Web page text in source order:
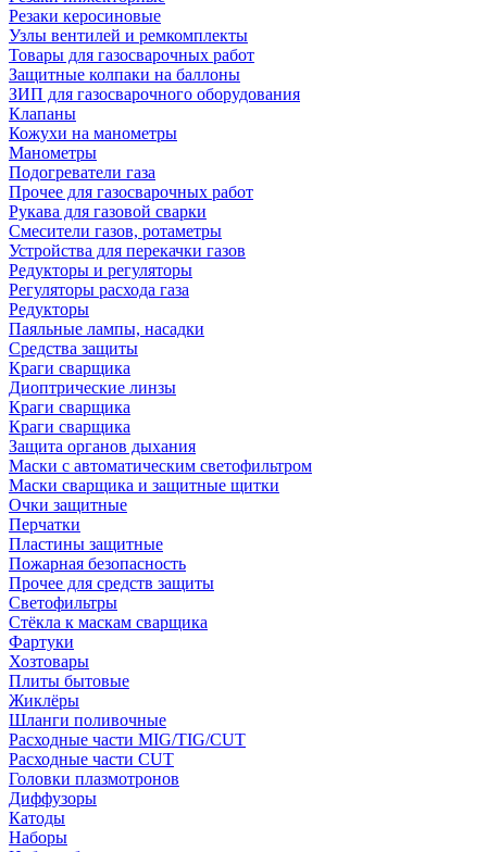
Резаки керосиновые
Узлы вентилей и ремкомплекты
Товары для газосварочных работ
Защитные колпаки на баллоны
ЗИП для газосварочного оборудования
Клапаны
Кожухи на манометры
Манометры
Подогреватели газа
Прочее для газосварочных работ
Рукава для газовой сварки
Смесители газов, ротаметры
Устройства для перекачки газов
Редукторы и регуляторы
Регуляторы расхода газа
Редукторы
Паяльные лампы, насадки
Средства защиты
Краги сварщика
Диоптрические линзы
Краги сварщика
Краги сварщика
Защита органов дыхания
Маски с автоматическим светофильтром
Маски сварщика и защитные щитки
Очки защитные
Перчатки
Пластины защитные
Пожарная безопасность
Прочее для средств защиты
Светофильтры
Стёкла к маскам сварщика
Фартуки
Хозтовары
Плиты бытовые
Жиклёры
Шланги поливочные
Расходные части MIG/TIG/CUT
Расходные части CUT
Головки плазмотронов
Диффузоры
Катоды
Наборы